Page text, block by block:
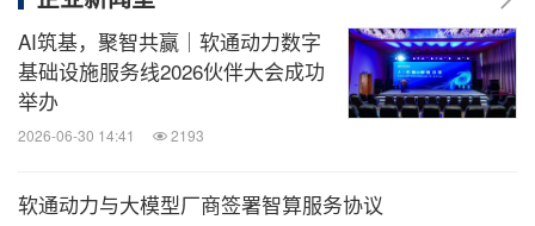
AI筑基，聚智共赢｜软通动力数字
基础设施服务线2026伙伴大会成功
举办
2026-06-30 14:41 2193
软通动力与大模型厂商签署智算服务协议